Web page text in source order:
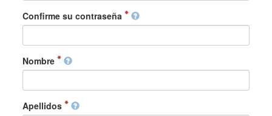
Confirme su contraseña
Nombre
Apellidos